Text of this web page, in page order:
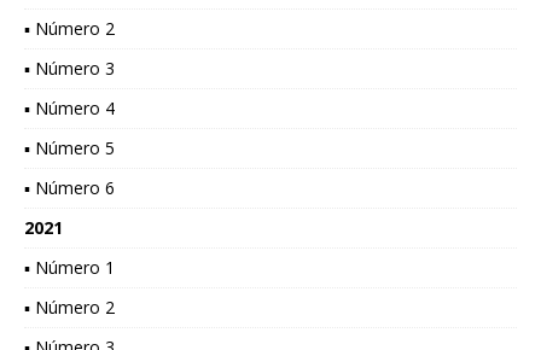
▪ Número 2
▪ Número 3
▪ Número 4
▪ Número 5
▪ Número 6
2021
▪ Número 1
▪ Número 2